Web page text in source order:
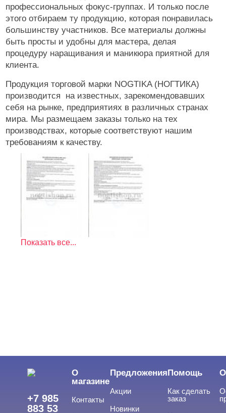
профессиональных фокус-группах. И только после
этого отбираем ту продукцию, которая понравилась
большинству участников. Все материалы должны
быть просты и удобны для мастера, делая
процедуру наращивания и маникюра приятной для
клиента.
Продукция торговой марки NOGTIKA (НОГТИКА)
производится на известных, зарекомендовавших
себя на рынке, предприятиях в различных странах
мира. Мы размещаем заказы только на тех
производствах, которые соответствуют нашим
требованиям к качеству.
Показать все...
+7 985
883 53
О
магазине
Контакты
Предложения
Акции
Новинки
Помощь
Как сделать
заказ